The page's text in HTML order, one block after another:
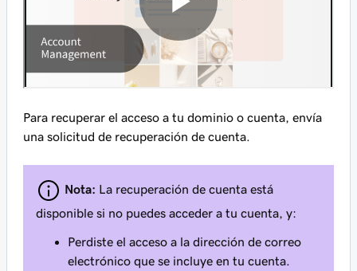
Para recuperar el acceso a tu dominio o cuenta, envía
una solicitud de recuperación de cuenta.
Nota: La recuperación de cuenta está
disponible si no puedes acceder a tu cuenta, y:
Perdiste el acceso a la dirección de correo
electrónico que se incluye en tu cuenta.